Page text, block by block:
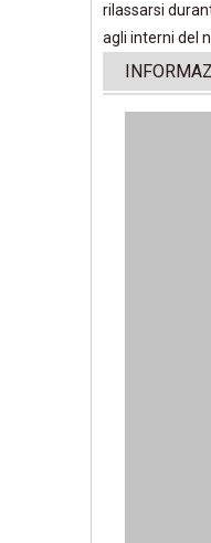
rilassarsi
agli interni del